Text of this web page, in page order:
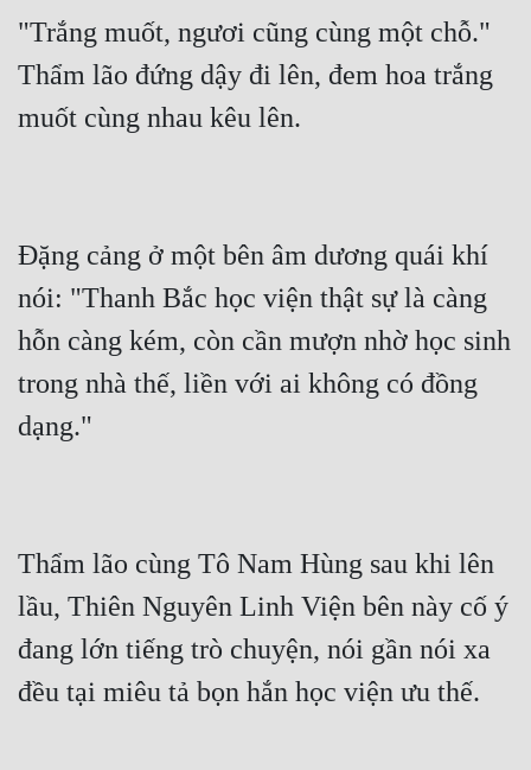
"Trắng muốt, ngươi cũng cùng một chỗ."
Thẩm lão đứng dậy đi lên, đem hoa trắng
muốt cùng nhau kêu lên.
Đặng cảng ở một bên âm dương quái khí
nói: "Thanh Bắc học viện thật sự là càng
hỗn càng kém, còn cần mượn nhờ học sinh
trong nhà thế, liền với ai không có đồng
dạng."
Thẩm lão cùng Tô Nam Hùng sau khi lên
lầu, Thiên Nguyên Linh Viện bên này cố ý
đang lớn tiếng trò chuyện, nói gần nói xa
đều tại miêu tả bọn hắn học viện ưu thế.